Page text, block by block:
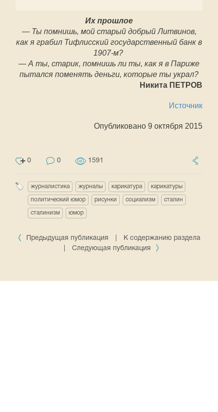
Их прошлое
— Ты помнишь, мой старый добрый Литвинов,
как я грабил Тифлисский государственный банк в
1907-м?
— А ты, старик, помнишь ли ты, как я в Париже
пытался поменять деньги, которые ты украл?
Никита ПЕТРОВ
Источник
Опубликовано 9 октября 2015
0 0 1591
журналистика журналы карикатура карикатуры
политический юмор рисунки социализм сталин
сталинизм юмор
Предыдущая публикация
К содержанию раздела
Следующая публикация